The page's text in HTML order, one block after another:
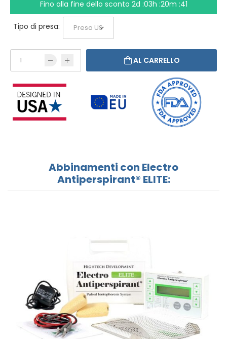
Fino alla fine dello sconto 2d :03h :20m :40
Tipo di presa:
AL CARRELLO
Abbinamenti con Electro
Antiperspirant® ELITE: